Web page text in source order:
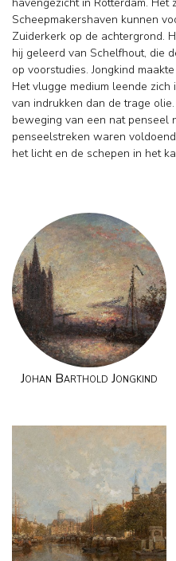
Scheepmakershaven kunnen
Zuiderkerk op de achtergrond.
hij geleerd van Schelfhout, die
op voorstudies. Jongkind
Het vlugge medium leende
van indrukken dan de trage
beweging van een nat penseel
penseelstreken waren
het licht en de schepen in het
Johan Barthold Jongkind